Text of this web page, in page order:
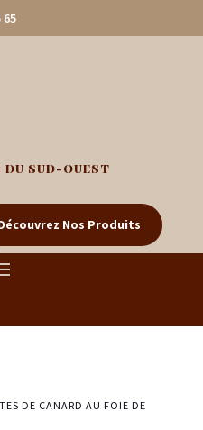
65
DU SUD-OUEST
Nos Produits
DE CANARD AU FOIE DE